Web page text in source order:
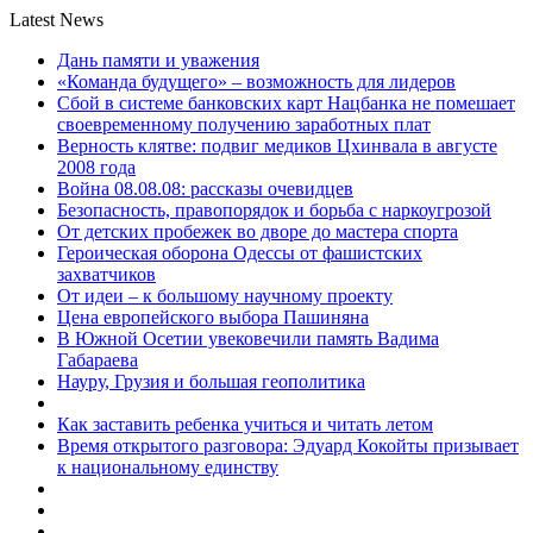
Latest News
Дань памяти и уважения
«Команда будущего» – возможность для лидеров
Сбой в системе банковских карт Нацбанка не помешает
своевременному получению заработных плат
Верность клятве: подвиг медиков Цхинвала в августе
2008 года
Война 08.08.08: рассказы очевидцев
Безопасность, правопорядок и борьба с наркоугрозой
От детских пробежек во дворе до мастера спорта
Героическая оборона Одессы от фашистских
захватчиков
От идеи – к большому научному проекту
Цена европейского выбора Пашиняна
В Южной Осетии увековечили память Вадима
Габараева
Науру, Грузия и большая геополитика
Как заставить ребенка учиться и читать летом
Время открытого разговора: Эдуард Кокойты призывает
к национальному единству